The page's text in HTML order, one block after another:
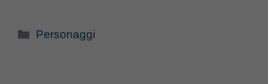
Categorie
Personaggi